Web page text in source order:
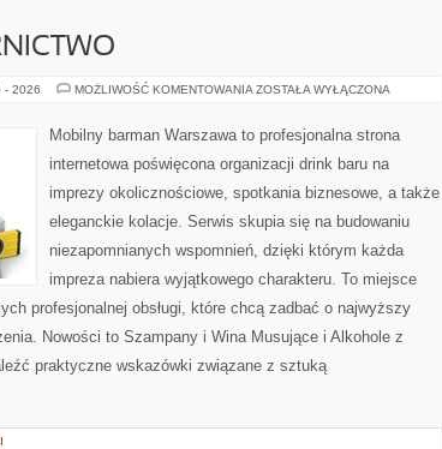
- 2026 MOŻLIWOŚĆ KOMENTOWANIA PIWO
ZOSTAŁA WYŁĄCZONA
Mobilny barman Warszawa to profesjonalna strona
internetowa poświęcona organizacji drink baru na
imprezy okolicznościowe, spotkania biznesowe, a także
eleganckie kolacje. Serwis skupia się na budowaniu
niezapomnianych wspomnień, dzięki którym każda
impreza nabiera wyjątkowego charakteru. To miejsce
profesjonalnej obsługi, które chcą zadbać o najwyższy
Nowości to Szampany i Wina Musujące i Alkohole z
praktyczne wskazówki związane z sztuką